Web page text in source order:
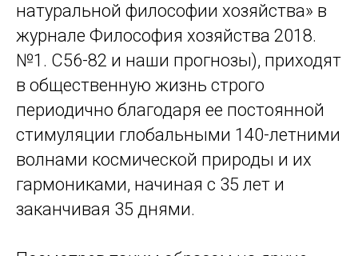
натуральной философии хозяйства» в
журнале Философия хозяйства 2018.
№1. С56-82 и наши прогнозы), приходят
в общественную жизнь строго
периодично благодаря ее постоянной
стимуляции глобальными 140-летними
волнами космической природы и их
гармониками, начиная с 35 лет и
заканчивая 35 днями.